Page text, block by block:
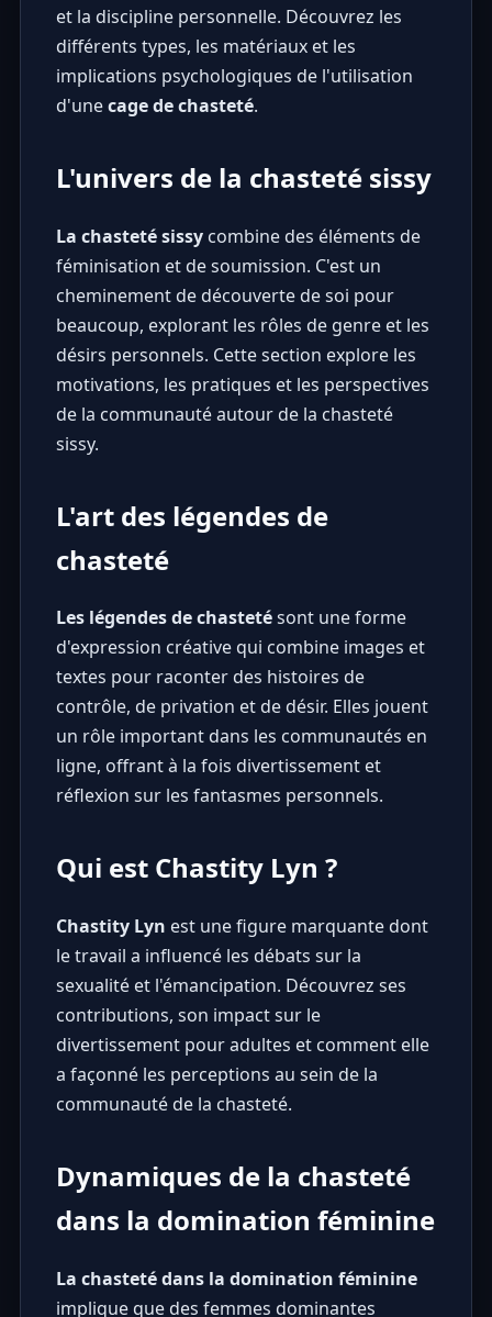
et la discipline personnelle. Découvrez les
différents types, les matériaux et les
implications psychologiques de l'utilisation
d'unecage de chasteté.
L'univers de la chasteté sissy
La chasteté sissycombine des éléments de
féminisation et de soumission. C'est un
cheminement de découverte de soi pour
beaucoup, explorant les rôles de genre et les
désirs personnels. Cette section explore les
motivations, les pratiques et les perspectives
de la communauté autour de la chasteté
sissy.
L'art des légendes de
chasteté
Les légendes de chastetésont une forme
d'expression créative qui combine images et
textes pour raconter des histoires de
contrôle, de privation et de désir. Elles jouent
un rôle important dans les communautés en
ligne, offrant à la fois divertissement et
réflexion sur les fantasmes personnels.
Qui est Chastity Lyn ?
Chastity Lyn est une figure marquante dont
le travail a influencé les débats sur la
sexualité et l'émancipation. Découvrez ses
contributions, son impact sur le
divertissement pour adultes et comment elle
a façonné les perceptions au sein de la
communauté de la chasteté.
Dynamiques de la chasteté
dans la domination féminine
La chasteté dans la domination féminine
implique que des femmes dominantes